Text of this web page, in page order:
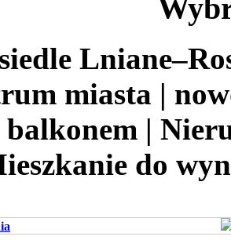
miasta |
balkonem |
do